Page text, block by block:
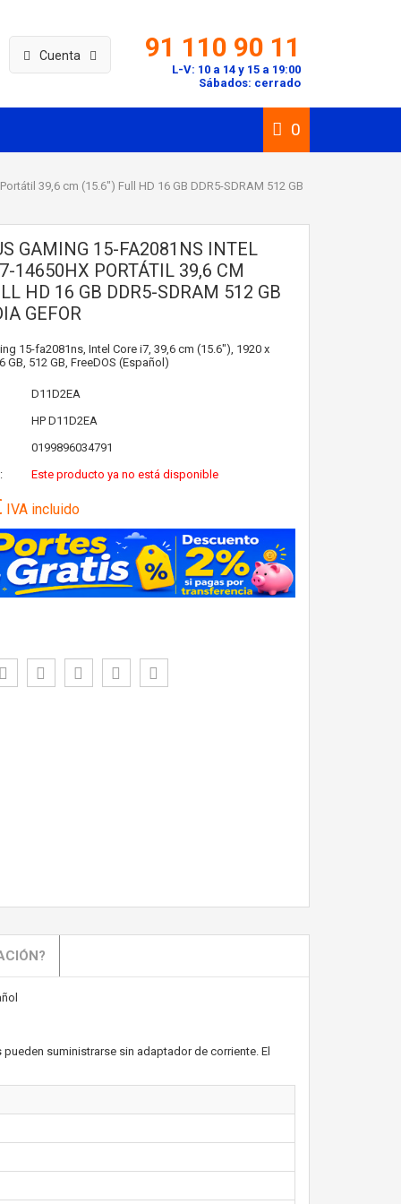
Cuenta 91 110 90 11
L-V: 10 a 14 y 15 a 19:00
Sábados: cerrado
0
39,6 cm (15.6") Full HD 16 GB DDR5-SDRAM 512 GB
GAMING 15-FA2081NS INTEL
14650HX PORTÁTIL 39,6 CM
HD 16 GB DDR5-SDRAM 512 GB
GEFOR
15-fa2081ns, Intel Core i7, 39,6 cm (15.6"), 1920 x
GB, 512 GB, FreeDOS (Español)
D11D2EA
HP D11D2EA
0199896034791
Este producto ya no está disponible
IVA incluido
suministrarse sin adaptador de corriente. El